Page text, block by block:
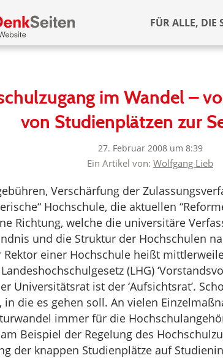
FÜR ALLE, DIE
im Wandel –
von Studienplätzen zur
27. Februar 2008 um 8:39
Ein Artikel von: Wolfgang Lieb
Verschärfung der
Hochschule, die aktuellen
Richtung, welche die universitäre
und die Struktur der Hochschulen
Rektor einer Hochschule heißt
(LHG)
Universitätsrat ist der ‘Aufsichtsrat’.
in die es gehen soll. An vielen
immer für die
Beispiel der Regelung des
der knappen Studienplätze auf